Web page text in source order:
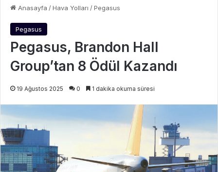
Anasayfa /Hava Yolları /Pegasus
Pegasus
Pegasus, Brandon Hall
Group’tan 8 Ödül Kazandı
19 Ağustos 2025 0 1 dakika okuma süresi